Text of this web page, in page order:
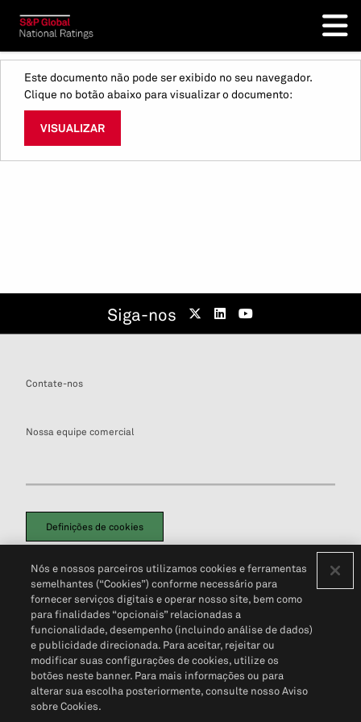
Este documento não pode ser exibido no seu navegador.
Clique no botão abaixo para visualizar o documento:
VISUALIZAR
Siga-nos
Contate-nos
Nossa equipe comercial
Definições de cookies
Política de PrivacidadePortal de privacidade do cliente (em inglês)
Não Venda Minhas Informações Pessoais© 2026 S&P Global
Nós e nossos parceiros utilizamos cookies e ferramentas
semelhantes (“Cookies”) conforme necessário para
fornecer serviços digitais e operar nosso site, bem como
para finalidades “opcionais” relacionadas a
funcionalidade, desempenho (incluindo análise de dados)
e publicidade direcionada. Para aceitar, rejeitar ou
modificar suas configurações de cookies, utilize os
botões neste banner. Para mais informações ou para
alterar sua escolha posteriormente, consulte nosso Aviso
sobre Cookies.